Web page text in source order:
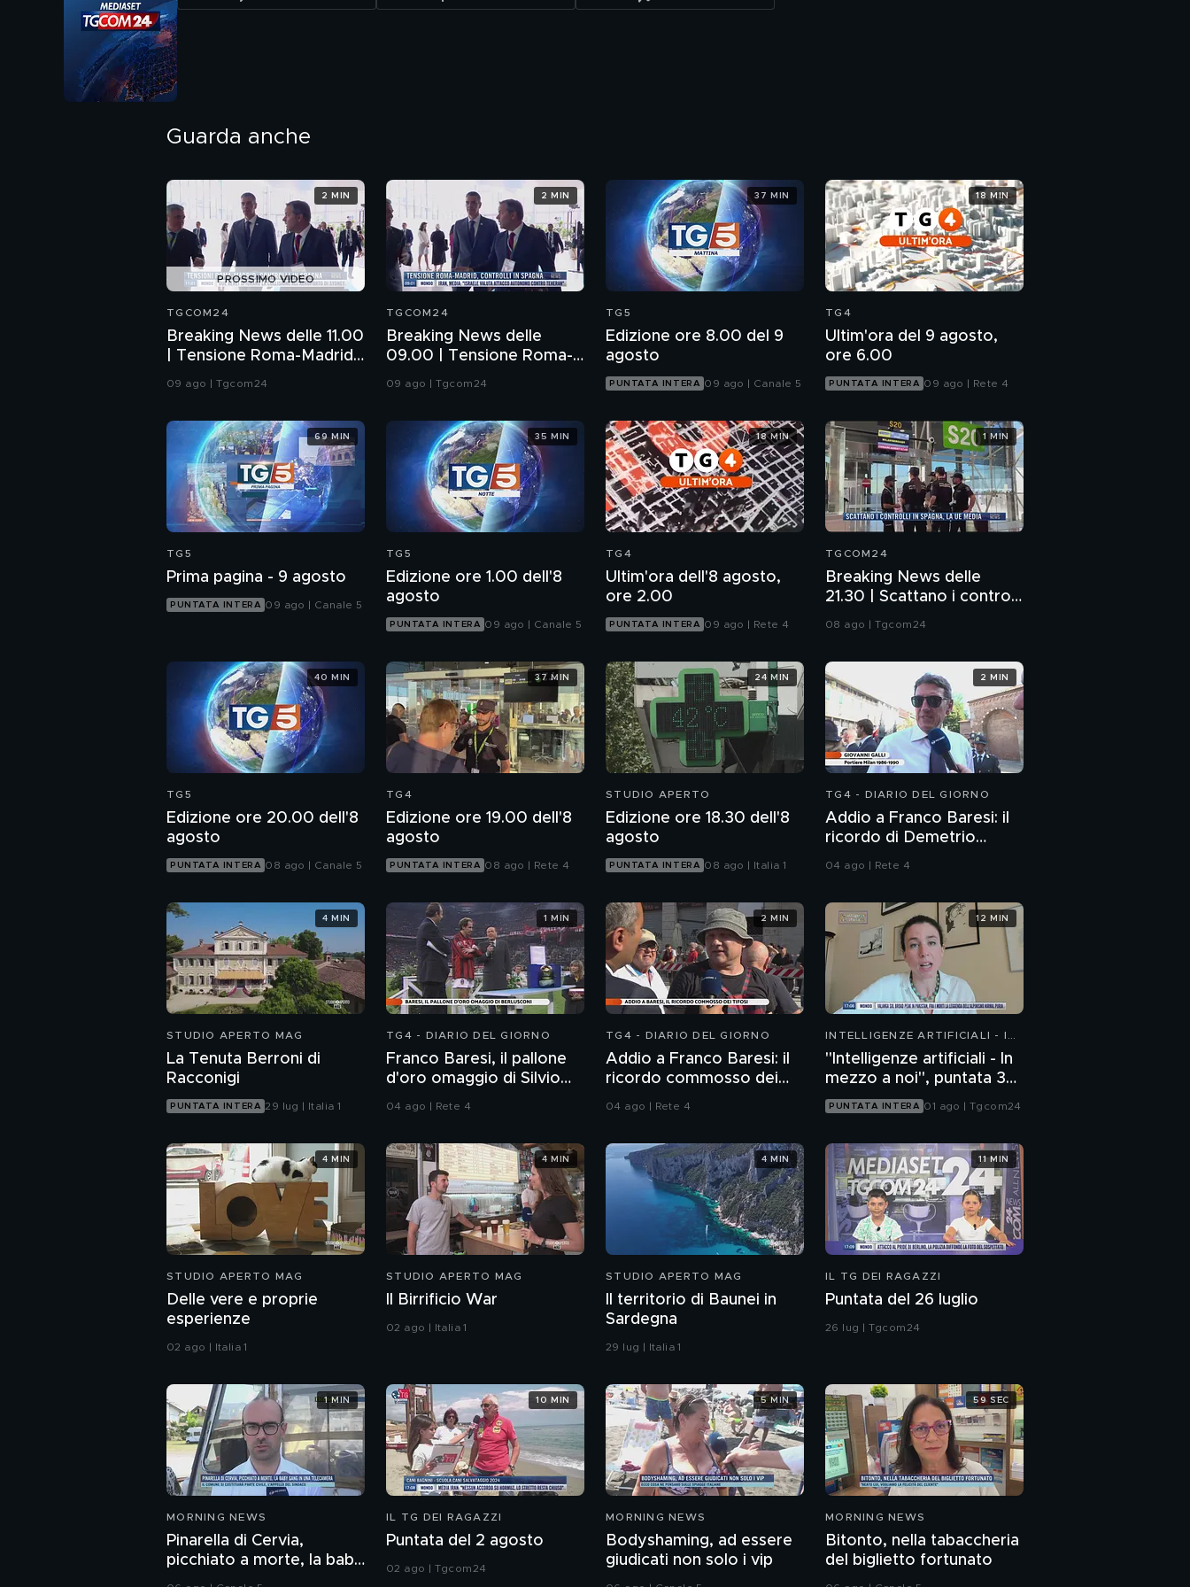
Guarda anche
PROSSIMO VIDEO
TGCOM24
Breaking News delle 11.00
| Tensione Roma-Madrid,
controlli in Spagna
09 ago | Tgcom24
2 MIN
TGCOM24
Breaking News delle
09.00 | Tensione Roma-
Madrid, controlli in
09 ago | Tgcom24
2 MIN
TG5
Edizione ore 8.00 del 9
agosto
PUNTATA INTERA 09 ago | Canale 5
37 MIN
TG4
Ultim'ora del 9 agosto,
ore 6.00
PUNTATA INTERA 09 ago | Rete 4
18 MIN
TG5
Prima pagina - 9 agosto
PUNTATA INTERA 09 ago | Canale 5
69 MIN
TG5
Edizione ore 1.00 dell'8
agosto
PUNTATA INTERA 09 ago | Canale 5
35 MIN
TG4
Ultim'ora dell'8 agosto,
ore 2.00
PUNTATA INTERA 09 ago | Rete 4
18 MIN
TGCOM24
Breaking News delle
21.30 | Scattano i controlli
in Spagna, la Ue media
08 ago | Tgcom24
1 MIN
TG5
Edizione ore 20.00 dell'8
agosto
PUNTATA INTERA 08 ago | Canale 5
40 MIN
TG4
Edizione ore 19.00 dell'8
agosto
PUNTATA INTERA 08 ago | Rete 4
37 MIN
STUDIO APERTO
Edizione ore 18.30 dell'8
agosto
PUNTATA INTERA 08 ago | Italia 1
24 MIN
TG4 - DIARIO DEL GIORNO
Addio a Franco Baresi: il
ricordo di Demetrio
Albertini, Clarence
04 ago | Rete 4
2 MIN
STUDIO APERTO MAG
La Tenuta Berroni di
Racconigi
PUNTATA INTERA 29 lug | Italia 1
4 MIN
TG4 - DIARIO DEL GIORNO
Franco Baresi, il pallone
d'oro omaggio di Silvio
Berlusconi
04 ago | Rete 4
1 MIN
TG4 - DIARIO DEL GIORNO
Addio a Franco Baresi: il
ricordo commosso dei
04 ago | Rete 4
2 MIN
INTELLIGENZE ARTIFICIALI - IN
"Intelligenze artificiali - In
mezzo a noi", puntata 36:
chatbot emotivi e minori
PUNTATA INTERA 01 ago | Tgcom24
12 MIN
STUDIO APERTO MAG
Delle vere e proprie
esperienze
02 ago | Italia 1
4 MIN
STUDIO APERTO MAG
Il Birrificio War
02 ago | Italia 1
4 MIN
STUDIO APERTO MAG
Il territorio di Baunei in
Sardegna
29 lug | Italia 1
4 MIN
IL TG DEI RAGAZZI
Puntata del 26 luglio
26 lug | Tgcom24
11 MIN
MORNING NEWS
Pinarella di Cervia,
picchiato a morte, la baby
gang in una telecamera
1 MIN
IL TG DEI RAGAZZI
Puntata del 2 agosto
02 ago | Tgcom24
10 MIN
MORNING NEWS
Bodyshaming, ad essere
giudicati non solo i vip
5 MIN
MORNING NEWS
Bitonto, nella tabaccheria
del biglietto fortunato
59 SEC